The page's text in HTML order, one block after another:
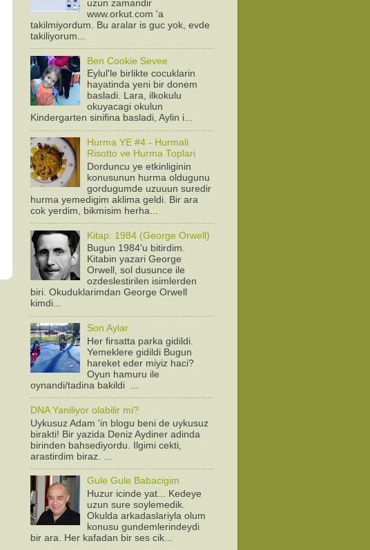
uzun zamandir
www.orkut.com 'a
takilmiyordum. Bu aralar is guc yok, evde
takiliyorum...
Ben Cookie Sevee
Eylul'le birlikte cocuklarin
hayatinda yeni bir donem
basladi. Lara, ilkokulu
okuyacagi okulun
Kindergarten sinifina basladi, Aylin i...
Hurma YE #4 - Hurmali
Risotto ve Hurma Toplari
Dorduncu ye etkinliginin
konusunun hurma oldugunu
gordugumde uzuuun suredir
hurma yemedigim aklima geldi. Bir ara
cok yerdim, bikmisim herha...
Kitap: 1984 (George Orwell)
Bugun 1984'u bitirdim.
Kitabin yazari George
Orwell, sol dusunce ile
ozdeslestirilen isimlerden
biri. Okuduklarimdan George Orwell
kimdi...
Son Aylar
Her firsatta parka gidildi.
Yemeklere gidildi Bugun
hareket eder miyiz haci?
Oyun hamuru ile
oynandi/tadina bakildi ...
DNA Yaniliyor olabilir mi?
Uykusuz Adam 'in blogu beni de uykusuz
birakti! Bir yazida Deniz Aydiner adinda
birinden bahsediyordu. Ilgimi cekti,
arastirdim biraz. ...
Gule Gule Babacigim
Huzur icinde yat... Kedeye
uzun sure soylemedik.
Okulda arkadaslariyla olum
konusu gundemlerindeydi
bir ara. Her kafadan bir ses cik...